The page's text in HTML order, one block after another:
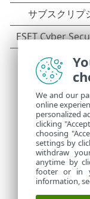
We and our
online
personalized
clicking
choosing
settings by
withdraw
anytime by
footer or in
information,